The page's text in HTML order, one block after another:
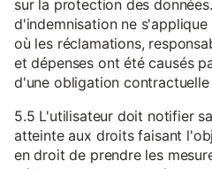
sur la protection des
d'indemnisation ne
où les réclamations,
et dépenses ont été causés
d'une obligation
5.5 L'utilisateur doit notifier
atteinte aux droits faisant
en droit de prendre les